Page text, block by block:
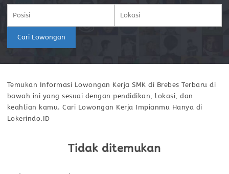
Cari Lowongan
Temukan Informasi Lowongan Kerja SMK di Brebes Terbaru di
bawah ini yang sesuai dengan pendidikan, lokasi, dan
keahlian kamu. Cari Lowongan Kerja Impianmu Hanya di
Lokerindo.ID
Tidak ditemukan